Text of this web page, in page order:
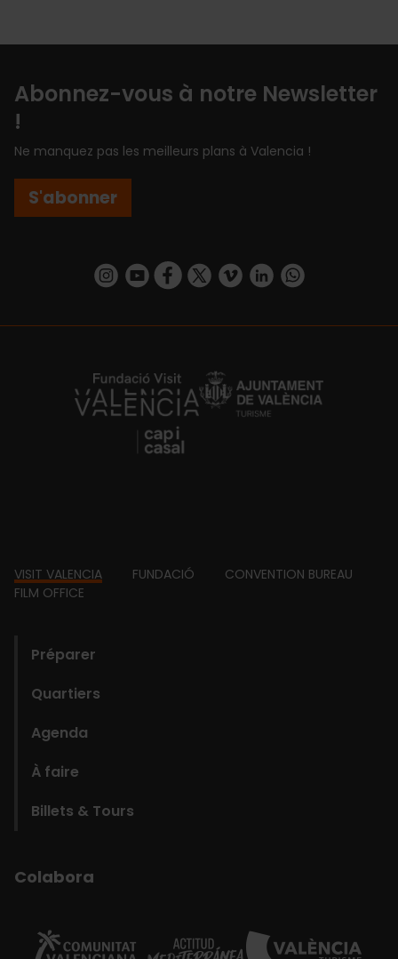
Abonnez-vous à notre Newsletter
!
Ne manquez pas les meilleurs plans à Valencia !
S'abonner
https://www.instagram.com/visit_valencia/
https://www.youtube.com/user/
https://www.facebook.com/
https://twitter.com/
https://vimeo.com/
https://www.linkedin.com/company/turismo-valencia/https://api.whatsapp.com/send/
https://fundacion.visitvalencia.com/
Footer
VISIT VALENCIA FUNDACIÓ
CONVENTION BUREAU
FILM OFFICE
Préparer
Quartiers
Agenda
À faire
Billets & Tours
Colabora